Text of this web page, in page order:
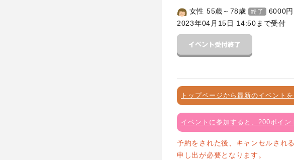
女性 55歳～78歳 終了 6000円
2023年04月15日 14:50まで受付
トップページから最新のイベント
イベントに参加すると、200ポイ
予約をされた後、キャンセルされ
申し出が必要となります。